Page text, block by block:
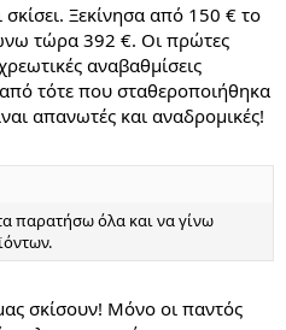
Ξεκίνησα από 150 € το
τώρα 392 €. Οι πρώτες
αναβαθμίσεις
τότε που σταθεροποιήθηκα
απανωτές και αναδρομικές!
παρατήσω όλα και να γίνω
σκίσουν! Μόνο οι παντός